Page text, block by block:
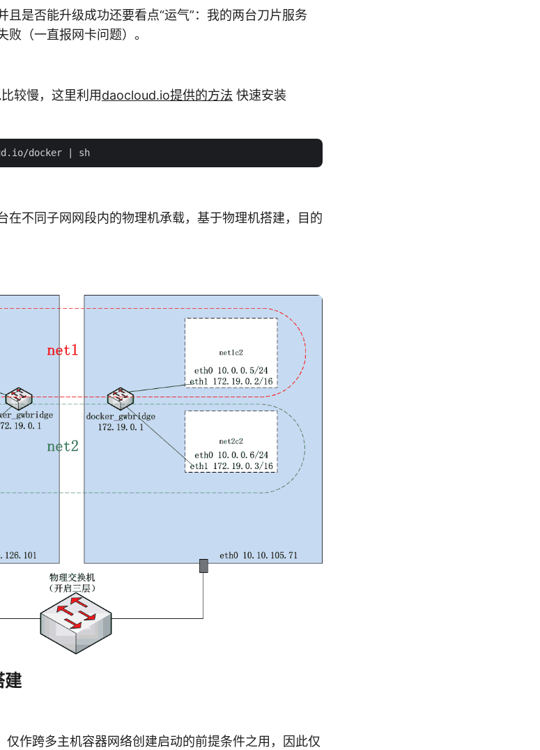
且是否能升级成功还要看点“运气”：我的两台刀片服务
（一直报网卡问题）。
较慢，这里利用daocloud.io提供的方法 快速安装
在不同子网网段内的物理机承载，基于物理机搭建，目的
建
作跨多主机容器网络创建启动的前提条件之用，因此仅